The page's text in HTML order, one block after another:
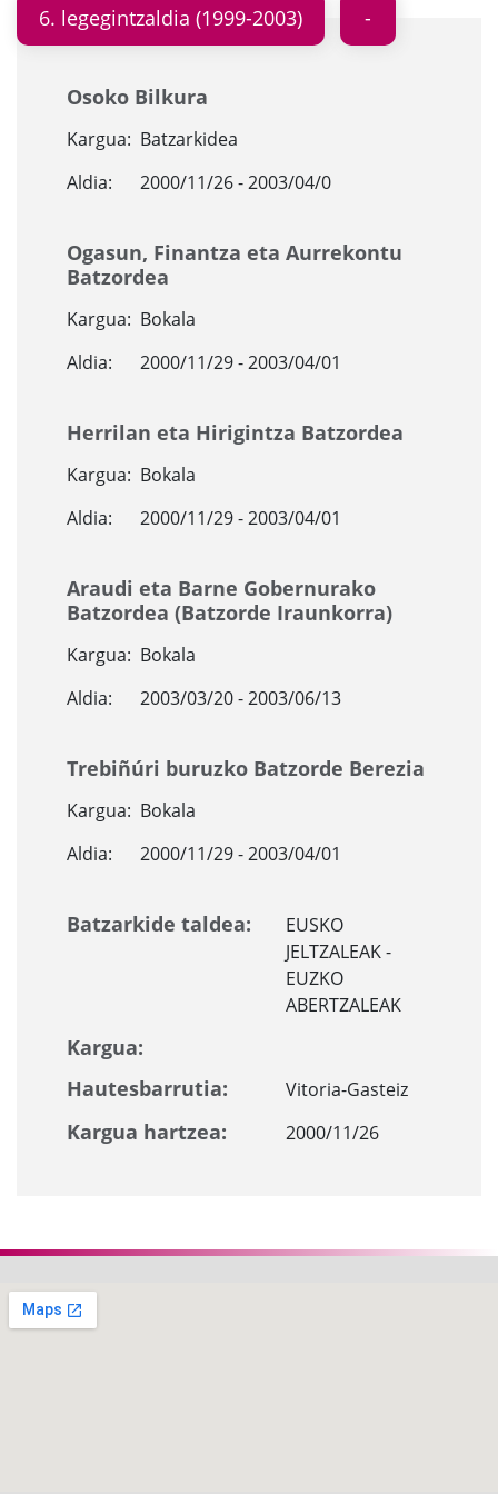
6. legegintzaldia (1999-2003)
Osoko Bilkura
Kargua: Batzarkidea
Aldia:
2000/11/26 - 2003/04/0
Ogasun, Finantza eta Aurrekontu
Batzordea
Kargua: Bokala
Aldia:
2000/11/29 - 2003/04/01
Herrilan eta Hirigintza Batzordea
Kargua: Bokala
Aldia:
2000/11/29 - 2003/04/01
Araudi eta Barne Gobernurako
Batzordea (Batzorde Iraunkorra)
Kargua: Bokala
Aldia:
2003/03/20 - 2003/06/13
Trebiñúri buruzko Batzorde Berezia
Kargua: Bokala
Aldia:
2000/11/29 - 2003/04/01
Batzarkide taldea:
EUSKO
JELTZALEAK -
EUZKO
ABERTZALEAK
Kargua:
Hautesbarrutia:
Vitoria-Gasteiz
Kargua hartzea: 2000/11/26